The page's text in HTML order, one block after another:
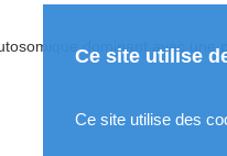
Ce site utilise
Ce site utilise des
dominant avec